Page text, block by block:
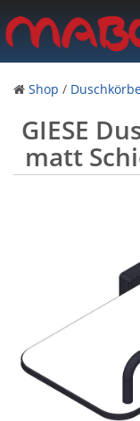
Shop /
GIESE
matt